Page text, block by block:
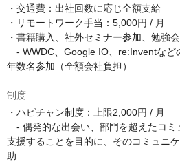
・交通費：出社回数に応じ全額支給
・リモートワーク手当：5,000円 / 月
・書籍購入、社外セミナー参加、勉強
- WWDC、Google IO、re:Inventなど
年数名参加（全額会社負担）
制度
・ハピチャン制度：上限2,000円 / 月
- 偶発的な出会い、部門を超えたコミ
支援することを目的に、そのコミュニ
助